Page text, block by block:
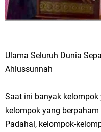
Ulama Seluruh Dunia
Ahlussunnah
Saat ini banyak
kelompok yang
Padahal, kelompok-